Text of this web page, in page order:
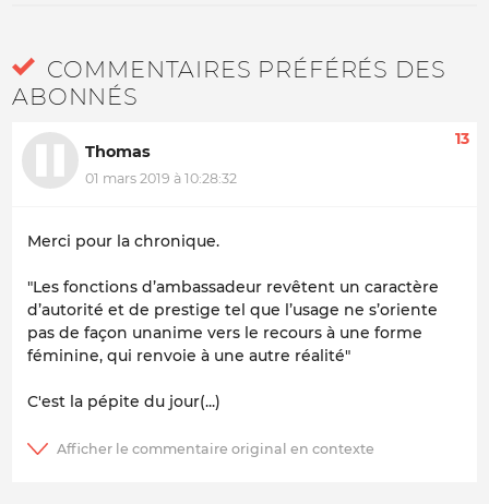
COMMENTAIRES PRÉFÉRÉS DES
ABONNÉS
Thomas
01 mars 2019 à 10:28:32
13
Merci pour la chronique.
"Les fonctions d’ambassadeur revêtent un caractère
d’autorité et de prestige tel que l’usage ne s’oriente
pas de façon unanime vers le recours à une forme
féminine, qui renvoie à une autre réalité"
C'est la pépite du jour(...)